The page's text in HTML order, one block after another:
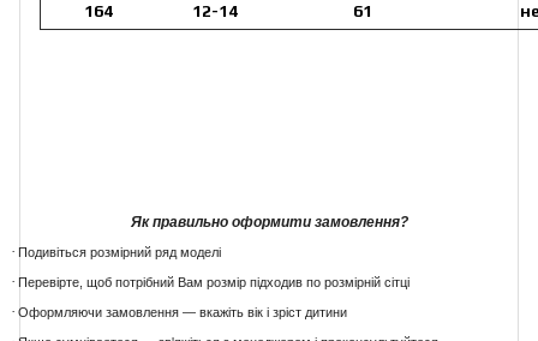
164
12-14 61
Як правильно оформити замовлення?
· Подивіться розмірний ряд моделі
· Перевірте, щоб потрібний Вам розмір підходив по розмірній сітці
· Оформляючи замовлення — вкажіть вік і зріст дитини